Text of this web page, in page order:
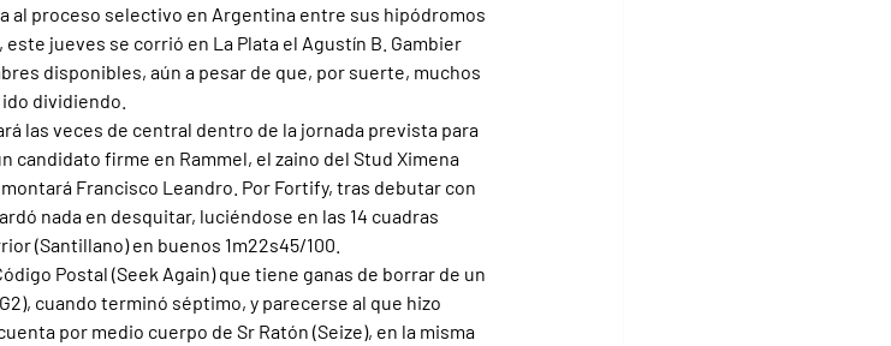
al proceso selectivo en Argentina entre sus hipódromos
jueves se corrió en La Plata el Agustín B. Gambier
disponibles, aún a pesar de que, por suerte, muchos
dividiendo.
las veces de central dentro de la jornada prevista para
candidato firme en Rammel, el zaino del Stud Ximena
Francisco Leandro. Por Fortify, tras debutar con
nada en desquitar, luciéndose en las 14 cuadras
(Santillano) en buenos 1m22s45/100.
Postal (Seek Again) que tiene ganas de borrar de un
cuando terminó séptimo, y parecerse al que hizo
por medio cuerpo de Sr Ratón (Seize), en la misma